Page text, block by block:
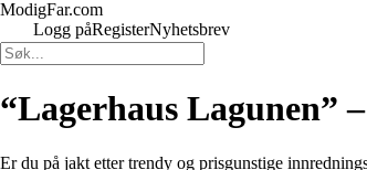
ModigFar.com
Logg påRegisterNyhetsbrev
“Lagerhaus Lagunen”
Er du på jakt etter trendy og prisgunstige